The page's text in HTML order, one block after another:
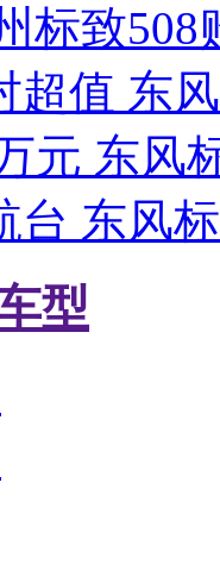
标致508
超值 东
元 东风
台 东风
型